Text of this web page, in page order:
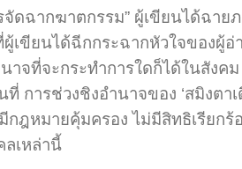
จัดฉากฆาตกรรม” ผู้เขียนได้ฉา
เขียนได้ฉีกกระฉากหัวใจของ
าจที่จะกระทำการใดก็ได้ในสังคม
การช่วงชิงอำนาจของ ‘สมิงตา
ฎหมายคุ้มครอง ไม่มีสิทธิเรียกร้
ลเหล่านี้